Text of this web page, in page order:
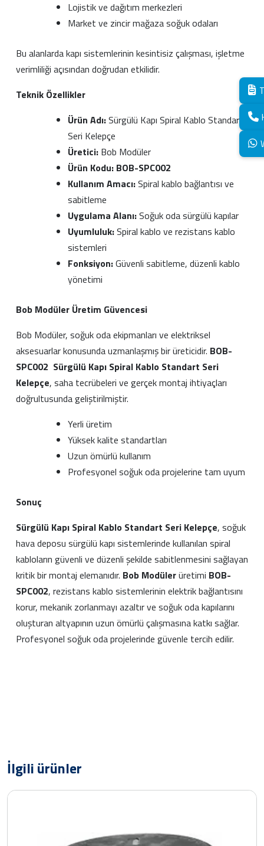
Lojistik ve dağıtım merkezleri
Market ve zincir mağaza soğuk odaları
Bu alanlarda kapı sistemlerinin kesintisiz çalışması, işletme
verimliliği açısından doğrudan etkilidir.
Teknik Özellikler
Ürün Adı:Sürgülü Kapı Spiral Kablo Standart
Seri Kelepçe
Üretici: Bob Modüler
Ürün Kodu: BOB-SPC002
Kullanım Amacı:Spiral kablo bağlantısı ve
sabitleme
Uygulama Alanı:Soğuk oda sürgülü kapılar
Uyumluluk:Spiral kablo ve rezistans kablo
sistemleri
Fonksiyon:Güvenli sabitleme, düzenli kablo
yönetimi
Bob Modüler Üretim Güvencesi
Bob Modüler, soğuk oda ekipmanları ve elektriksel
aksesuarlar konusunda uzmanlaşmış bir üreticidir. BOB-
SPC002 Sürgülü Kapı Spiral Kablo Standart Seri
Kelepçe, saha tecrübeleri ve gerçek montaj ihtiyaçları
doğrultusunda geliştirilmiştir.
Yerli üretim
Yüksek kalite standartları
Uzun ömürlü kullanım
Profesyonel soğuk oda projelerine tam uyum
Sonuç
Sürgülü Kapı Spiral Kablo Standart Seri Kelepçe, soğuk
hava deposu sürgülü kapı sistemlerinde kullanılan spiral
kabloların güvenli ve düzenli şekilde sabitlenmesini sağlayan
kritik bir montaj elemanıdır. Bob Modülerüretimi BOB-
SPC002, rezistans kablo sistemlerinin elektrik bağlantısını
korur, mekanik zorlanmayı azaltır ve soğuk oda kapılarını
oluşturan altyapının uzun ömürlü çalışmasına katkı sağlar.
Profesyonel soğuk oda projelerinde güvenle tercih edilir.
İlgili ürünler